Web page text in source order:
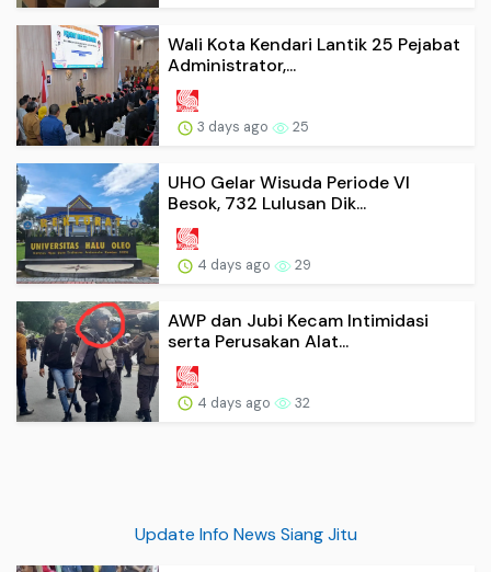
Wali Kota Kendari Lantik 25 Pejabat
Administrator,...
3 days ago 25
UHO Gelar Wisuda Periode VI
Besok, 732 Lulusan Dik...
4 days ago 29
AWP dan Jubi Kecam Intimidasi
serta Perusakan Alat...
4 days ago 32
Update Info News Siang Jitu